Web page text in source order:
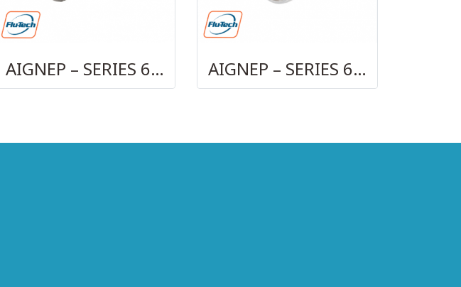
AIGNEP – SERIES 69480 | STRAIGHT MALE ADAPTOR AIGNEP – SERIES 69740 OLIVE